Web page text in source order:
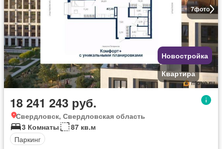
7фото
Новостройка
Квартира
18 241 243 руб.
Свердловск, Свердловская область
3 Комнаты
87 кв.м
Паркинг